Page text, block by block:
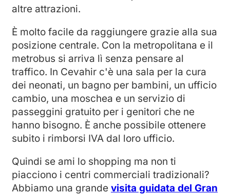
altre attrazioni.
È molto facile da raggiungere grazie alla sua
posizione centrale. Con la metropolitana e il
metrobus si arriva lì senza pensare al
traffico. In Cevahir c'è una sala per la cura
dei neonati, un bagno per bambini, un ufficio
cambio, una moschea e un servizio di
passeggini gratuito per i genitori che ne
hanno bisogno. È anche possibile ottenere
subito i rimborsi IVA dal loro ufficio.
Quindi se ami lo shopping ma non ti
piacciono i centri commerciali tradizionali?
Abbiamo una grande visita guidata del Gran